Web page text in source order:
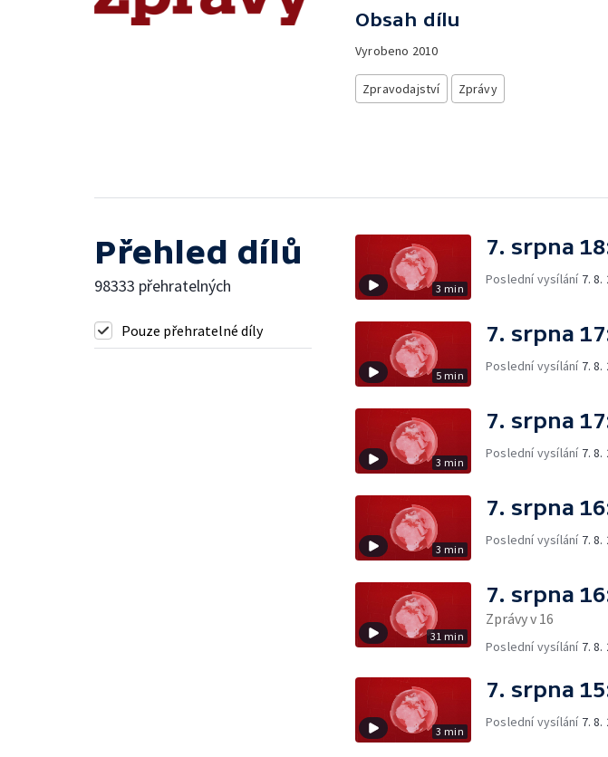
Obsah dílu
Vyrobeno 2010
Zpravodajství Zprávy
Přehled dílů
98333 přehratelných
Pouze přehratelné díly
3 min
7. srpna
Poslední vysílání 7. 8.
5 min
7. srpna
Poslední vysílání 7. 8.
3 min
7. srpna
Poslední vysílání 7. 8.
3 min
7. srpna
Poslední vysílání 7. 8.
31 min
7. srpna
Zprávy v 16
Poslední vysílání 7. 8.
3 min
7. srpna
Poslední vysílání 7. 8.